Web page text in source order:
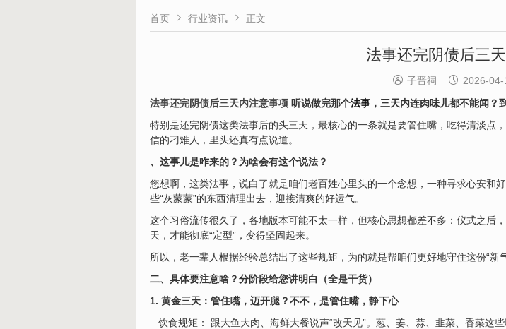
首页  行业资讯  正文
法事还完阴债后三
 子晋祠  2026-
法事还完阴债后三天内注意事项 听说做完那个法事 ，三天内连肉味儿都不能闻？
特别是还完阴债这类法事后的头三天，最核心的一条就是要管住嘴，吃得清淡点
信的刁难人，里头还真有点说道。
、这事儿是咋来的？为啥会有这个说法？
您想啊，这类法事，说白了就是咱们老百姓心里头的一个念想，一种寻求心安和
些“灰蒙蒙”的东西清理出去，迎接清爽的好运气。
这个习俗流传很久了，各地版本可能不太一样，但核心思想都差不多：仪式之后
天，才能彻底“定型”，变得坚固起来。
所以，老一辈人根据经验总结出了这些规矩，为的就是帮咱们更好地守住这份“新
二、具体要注意啥？分阶段给您讲明白（全是干货）
1. 黄金三天：管住嘴，迈开腿？不不，是管住嘴，静下心
饮食规矩： 跟大鱼大肉、海鲜大餐说声“改天见”。葱、姜、蒜、韭菜、香菜这